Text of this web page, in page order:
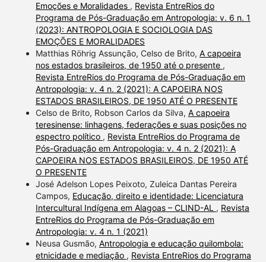
Emoções e Moralidades , Revista EntreRios do
Programa de Pós-Graduação em Antropologia: v. 6 n. 1
(2023): ANTROPOLOGIA E SOCIOLOGIA DAS
EMOÇÕES E MORALIDADES
Matthias Röhrig Assunção, Celso de Brito, A capoeira
nos estados brasileiros, de 1950 até o presente ,
Revista EntreRios do Programa de Pós-Graduação em
Antropologia: v. 4 n. 2 (2021): A CAPOEIRA NOS
ESTADOS BRASILEIROS, DE 1950 ATÉ O PRESENTE
Celso de Brito, Robson Carlos da Silva, A capoeira
teresinense: linhagens, federações e suas posições no
espectro político , Revista EntreRios do Programa de
Pós-Graduação em Antropologia: v. 4 n. 2 (2021): A
CAPOEIRA NOS ESTADOS BRASILEIROS, DE 1950 ATÉ
O PRESENTE
José Adelson Lopes Peixoto, Zuleica Dantas Pereira
Campos, Educação, direito e identidade: Licenciatura
Intercultural Indígena em Alagoas – CLIND-AL , Revista
EntreRios do Programa de Pós-Graduação em
Antropologia: v. 4 n. 1 (2021)
Neusa Gusmão, Antropologia e educação quilombola:
etnicidade e mediação , Revista EntreRios do Programa